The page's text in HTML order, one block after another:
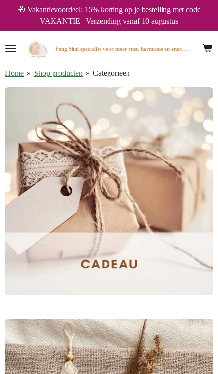
naar
de
hoofdinhoud
F
eng Shui specialist voor meer rust, harmonie en energie in huis.
🎁 Vakantievoordeel: 15% korting op je bestelling met code
VAKANTIE | Verzending vanaf 10 augustus
Home » Shop producten » Categorieën